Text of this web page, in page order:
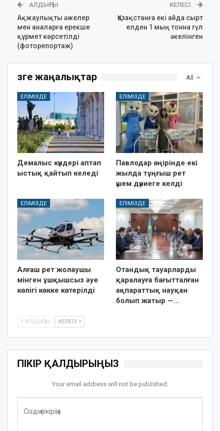
АЛДЫҢҒЫ
Ақжаулықты әжелер
мен аналарға ерекше
құрмет көрсетілді
(фоторепортаж)
КЕЛЕСІ
Қазақстанға екі айда сырт
елден 1 мың тонна гүл
әкелінген
All
Өзге жаңалықтар
ЕЛІМІЗДЕ
Демалыс күндері аптап
ыстық қайтып келеді
ЕЛІМІЗДЕ
Павлодар өңірінде екі
жылда тұңғыш рет
үшем дүниеге келді
ЕЛІМІЗДЕ
Алғаш рет жолаушы
мінген ұшқышсыз әуе
көлігі көкке көтерілді
ЕЛІМІЗДЕ
Отандық тауарларды
қаралауға бағытталған
ақпараттық науқан
болып жатыр —…
АЛДЫҢҒЫ КЕЛЕСІ
ПІКІР ҚАЛДЫРЫҢЫЗ
Your email address will not be published.